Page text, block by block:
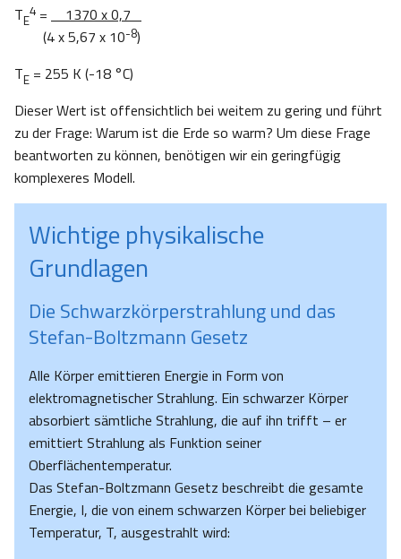
TE
4 =
1370 x 0,7
(4 x 5,67 x 10-8)
TE = 255 K (-18 °C)
Dieser Wert ist offensichtlich bei weitem zu gering und führt
zu der Frage: Warum ist die Erde so warm? Um diese Frage
beantworten zu können, benötigen wir ein geringfügig
komplexeres Modell.
Wichtige physikalische
Grundlagen
Die Schwarzkörperstrahlung und das
Stefan-Boltzmann Gesetz
Alle Körper emittieren Energie in Form von
elektromagnetischer Strahlung. Ein schwarzer Körper
absorbiert sämtliche Strahlung, die auf ihn trifft – er
emittiert Strahlung als Funktion seiner
Oberflächentemperatur.
Das Stefan-Boltzmann Gesetz beschreibt die gesamte
Energie, I, die von einem schwarzen Körper bei beliebiger
Temperatur, T, ausgestrahlt wird: